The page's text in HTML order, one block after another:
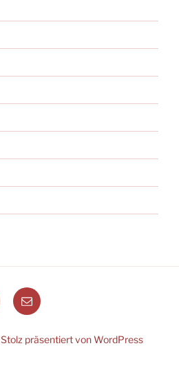
Stolz präsentiert von WordPress